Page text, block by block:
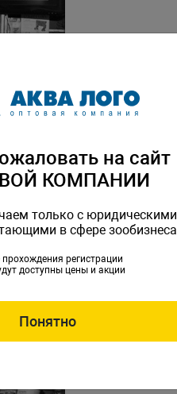
наборы препаратов
на сайт
КОМПАНИИ
только с юридическими
в сфере зообизнеса
прохождения регистрации
доступны цены и акции
Понятно